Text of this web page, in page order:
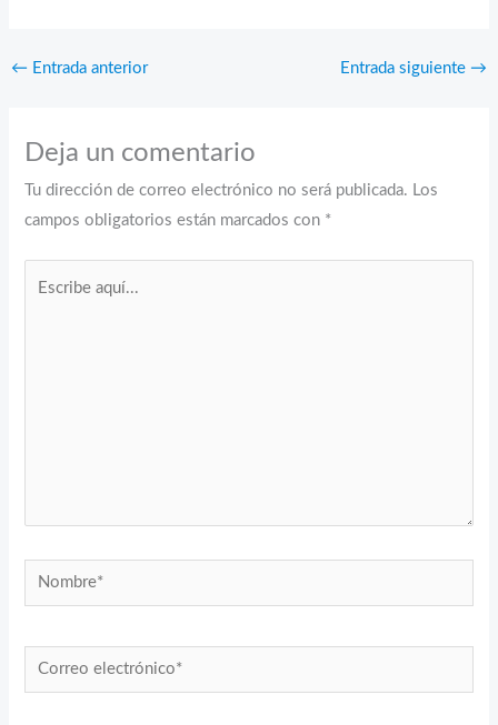
← Entrada anterior Entrada siguiente →
Deja un comentario
Tu dirección de correo electrónico no será publicada. Los
campos obligatorios están marcados con *
Nombre*
Correo
electrónico*